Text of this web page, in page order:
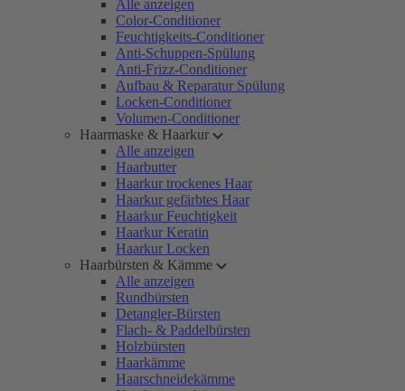
Alle anzeigen
Color-Conditioner
Feuchtigkeits-Conditioner
Anti-Schuppen-Spülung
Anti-Frizz-Conditioner
Aufbau & Reparatur Spülung
Locken-Conditioner
Volumen-Conditioner
Haarmaske & Haarkur
Alle anzeigen
Haarbutter
Haarkur trockenes Haar
Haarkur gefärbtes Haar
Haarkur Feuchtigkeit
Haarkur Keratin
Haarkur Locken
Haarbürsten & Kämme
Alle anzeigen
Rundbürsten
Detangler-Bürsten
Flach- & Paddelbürsten
Holzbürsten
Haarkämme
Haarschneidekämme